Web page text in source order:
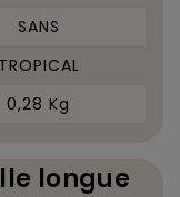
SANS
TROPICAL
0,28 Kg
longue